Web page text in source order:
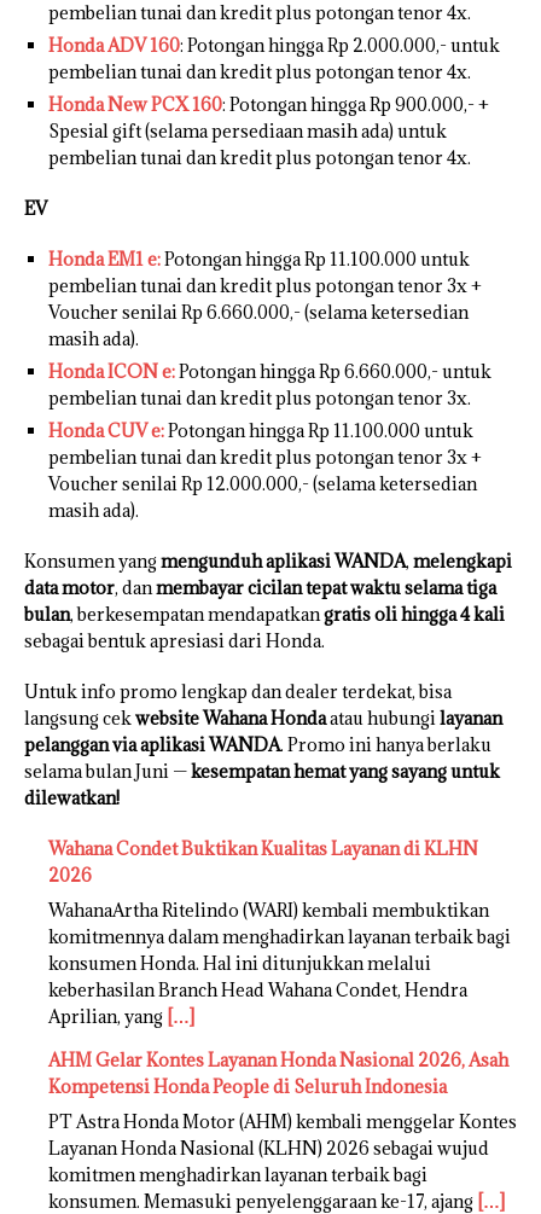
pembelian tunai dan kredit plus potongan tenor 4x.
Honda ADV 160: Potongan hingga Rp 2.000.000,- untuk
pembelian tunai dan kredit plus potongan tenor 4x.
Honda New PCX 160: Potongan hingga Rp 900.000,- +
Spesial gift (selama persediaan masih ada) untuk
pembelian tunai dan kredit plus potongan tenor 4x.
EV
Honda EM1 e:Potongan hingga Rp 11.100.000 untuk
pembelian tunai dan kredit plus potongan tenor 3x +
Voucher senilai Rp 6.660.000,- (selama ketersedian
masih ada).
Honda ICON e:Potongan hingga Rp 6.660.000,- untuk
pembelian tunai dan kredit plus potongan tenor 3x.
Honda CUV e:Potongan hingga Rp 11.100.000 untuk
pembelian tunai dan kredit plus potongan tenor 3x +
Voucher senilai Rp 12.000.000,- (selama ketersedian
masih ada).
Konsumen yangmengunduh aplikasi WANDA, melengkapi
data motor, danmembayar cicilan tepat waktu selama tiga
bulan, berkesempatan mendapatkangratis oli hingga 4 kali
sebagai bentuk apresiasi dari Honda.
Untuk info promo lengkap dan dealer terdekat, bisa
langsung cekwebsite Wahana Hondaatau hubungilayanan
pelanggan via aplikasi WANDA. Promo ini hanya berlaku
selama bulan Juni —kesempatan hemat yang sayang untuk
dilewatkan!
Wahana Condet Buktikan Kualitas Layanan di KLHN
2026
WahanaArtha Ritelindo (WARI) kembali membuktikan
komitmennya dalam menghadirkan layanan terbaik bagi
konsumen Honda. Hal ini ditunjukkan melalui
keberhasilan Branch Head Wahana Condet, Hendra
Aprilian, yang […]
AHM Gelar Kontes Layanan Honda Nasional 2026, Asah
Kompetensi Honda People di Seluruh Indonesia
PT Astra Honda Motor (AHM) kembali menggelar Kontes
Layanan Honda Nasional (KLHN) 2026 sebagai wujud
komitmen menghadirkan layanan terbaik bagi
konsumen. Memasuki penyelenggaraan ke-17, ajang […]